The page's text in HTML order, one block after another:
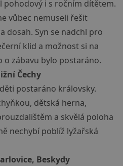
pohodový i s ročním dítětem.
vůbec nemuseli řešit
dosah. Syn se nadchl pro
klid a možnost si na
zábavu bylo postaráno.
Čechy
postaráno královsky.
dětská herna,
a skvělá poloha
nechybí poblíž lyžařská
Beskydy